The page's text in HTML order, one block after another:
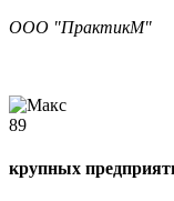
ООО "ПрактикМ"
89
крупных